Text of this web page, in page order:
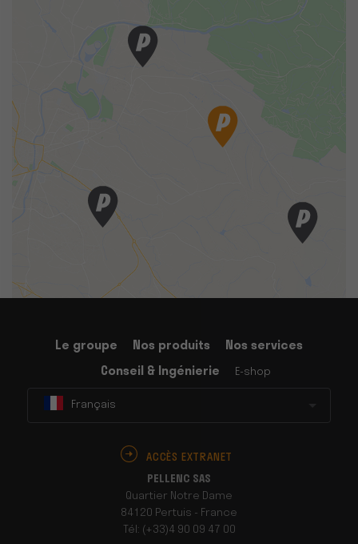
Le groupe Nos produits
Nos services
Conseil & Ingénierie
E-shop
Français
ACCÈS EXTRANET
PELLENC SAS
Quartier Notre Dame
84120 Pertuis - France
Tél: (+33)4 90 09 47 00